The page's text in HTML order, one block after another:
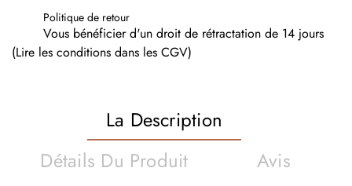
Politique de retour
Vous bénéficier d'un droit de rétractation de 14 jours
(Lire les conditions dans les CGV)
La Description
Détails Du Produit
Avis